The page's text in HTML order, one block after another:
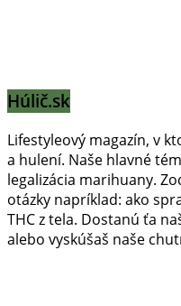
Húlič.sk
Lifestyleový magazín, v
a hulení. Naše hlavné
legalizácia marihuany.
otázky napríklad: ako
THC z tela. Dostanú ťa
alebo vyskúšaš naše